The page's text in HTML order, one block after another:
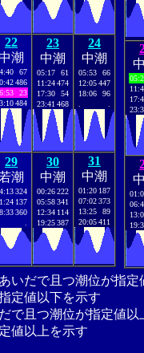
22
潮
67
486
23
484
23
中潮
05:17
61
11:24474
17:30
54
23:41 468
24
中潮
05:53
66
12:05447
18:06
96
29
若潮
324
137
360
30
中潮
00:26222
05:58341
12:34 114
19:25387
31
中潮
01:20 187
07:02373
13:25
89
20:05411
いだで且つ潮位が指
定値以下を示す
で且つ潮位が指定値以
値以上を示す